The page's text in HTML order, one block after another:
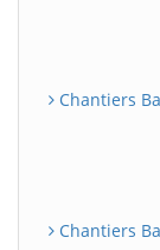
Chantiers
Chantiers